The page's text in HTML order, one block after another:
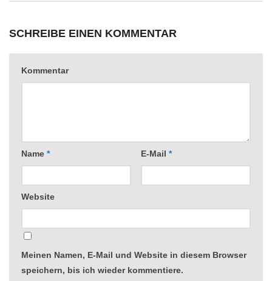
SCHREIBE EINEN KOMMENTAR
Kommentar
Name * E-Mail *
Website
Meinen Namen, E-Mail und Website in diesem Browser
speichern, bis ich wieder kommentiere.